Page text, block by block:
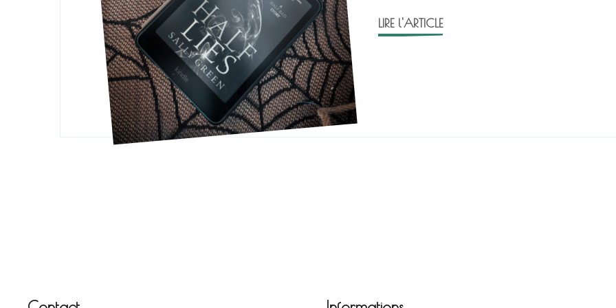
LIRE l'ARTICLE